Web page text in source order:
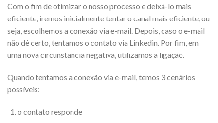
Com o fim de otimizar o nosso processo e deixá-lo mais
eficiente, iremos inicialmente tentar o canal mais eficiente, ou
seja, escolhemos a conexão via e-mail. Depois, caso o e-mail
não dê certo, tentamos o contato via Linkedin. Por fim, em
uma nova circunstância negativa, utilizamos a ligação.
Quando tentamos a conexão via e-mail, temos 3 cenários
possíveis:
o contato responde